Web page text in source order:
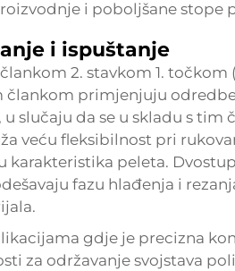
i poboljšane stope
i ispuštanje
2. stavkom 1. točkom
primjenjuju odredbe
u slučaju da se u skladu s
veću fleksibilnost pri
peleta.
fazu hlađenja i
gdje je precizna
za održavanje svojstava